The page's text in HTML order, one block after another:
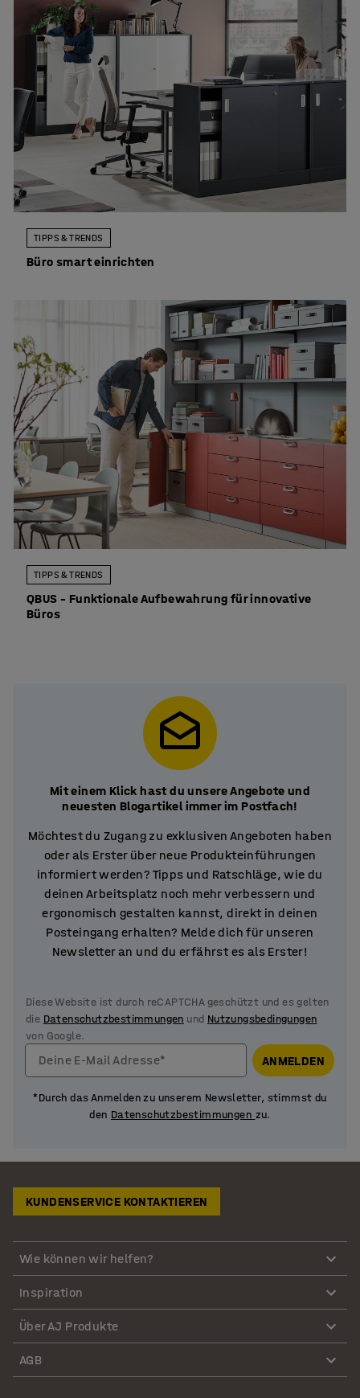
TIPPS & TRENDS
Büro smart einrichten
TIPPS & TRENDS
QBUS – Funktionale Aufbewahrung für innovative
Büros
Mit einem Klick hast du unsere Angebote und
neuesten Blogartikel immer im Postfach!
Möchtest du Zugang zu exklusiven Angeboten haben
oder als Erster über neue Produkteinführungen
informiert werden? Tipps und Ratschläge, wie du
deinen Arbeitsplatz noch mehr verbessern und
ergonomisch gestalten kannst, direkt in deinen
Posteingang erhalten? Melde dich für unseren
Newsletter an und du erfährst es als Erster!
Diese Website ist durch reCAPTCHA geschützt und es gelten
die Datenschutzbestimmungen und Nutzungsbedingungen
von Google.
Deine E-Mail Adresse* ANMELDEN
*Durch das Anmelden zu unserem Newsletter, stimmst du
den Datenschutzbestimmungen zu.
KUNDENSERVICE KONTAKTIEREN
Wie können wir helfen?
Inspiration
Über AJ Produkte
AGB